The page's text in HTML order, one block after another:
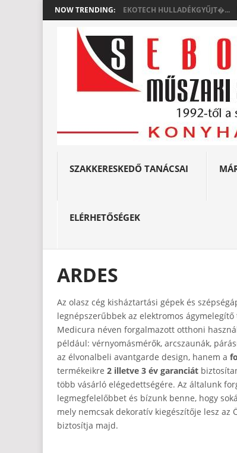
NOW TRENDING: EKOTECH HULLADÉKGYŰJT�...
SZAKKERESKEDŐ TANÁCSAI
ELÉRHETŐSÉGEK
ARDES
Az olasz cég kisháztartási gépek és
legnépszerűbbek az elektromos
Medicura néven forgalmazott otthoni
például: vérnyomásmérők, arcszaunák,
az élvonalbeli avantgarde design, hanem a
termékeikre 2 illetve 3 év garanciát
több vásárló elégedettségére. Az általunk
legmegfelelőbbet és bízunk benne, hogy
mely nemcsak dekoratív kiegészítője lesz
biztosítja majd.